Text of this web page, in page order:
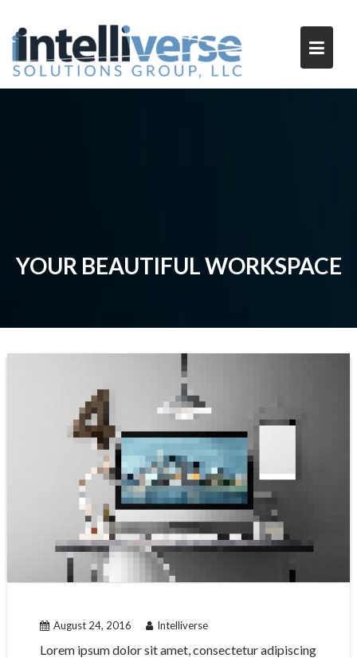
content
YOUR BEAUTIFUL WORKSPACE
August 24, 2016 Intelliverse
Lorem ipsum dolor sit amet, consectetur adipiscing